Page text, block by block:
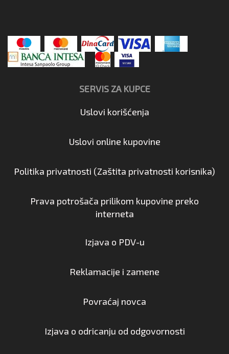
SERVIS ZA KUPCE
Uslovi korišćenja
Uslovi online kupovine
Politika privatnosti (Zaštita privatnosti korisnika)
Prava potrošača prilikom kupovine preko
interneta
Izjava o PDV-u
Reklamacije i zamene
Povraćaj novca
Izjava o odricanju od odgovornosti